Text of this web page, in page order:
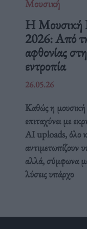
Μουσική
Η Μουσική
2026: Από
αφθονίας
εντροπία
26.05.26
Καθώς η
επιταχύνει με
AI uploads, όλο
αντιμετωπίζουν
αλλά, σύμφωνα
λύσεις υπάρχο